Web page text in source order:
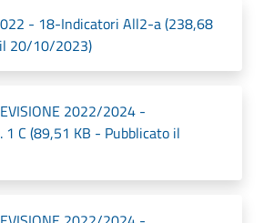
- 18-Indicatori All2-a (238,68
20/10/2023)
2022/2024 -
1 C (89,51 KB - Pubblicato il